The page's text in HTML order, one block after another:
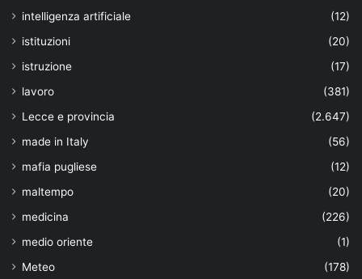
intelligenza artificiale
(12)
istituzioni
(20)
istruzione
(17)
lavoro
(381)
Lecce e provincia
(2.647)
made in Italy
(56)
mafia pugliese
(12)
maltempo
(20)
medicina
(226)
medio oriente
(1)
Meteo
(178)